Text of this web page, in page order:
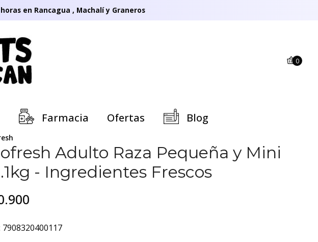
en Rancagua , Machalí y Graneros
0
Farmacia Ofertas Blog
Adulto Raza Pequeña y Mini
- Ingredientes Frescos
7908320400117